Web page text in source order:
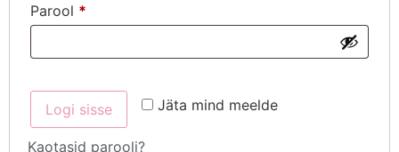
Parool *
Jäta mind meelde
Logi sisse
Kaotasid parooli?